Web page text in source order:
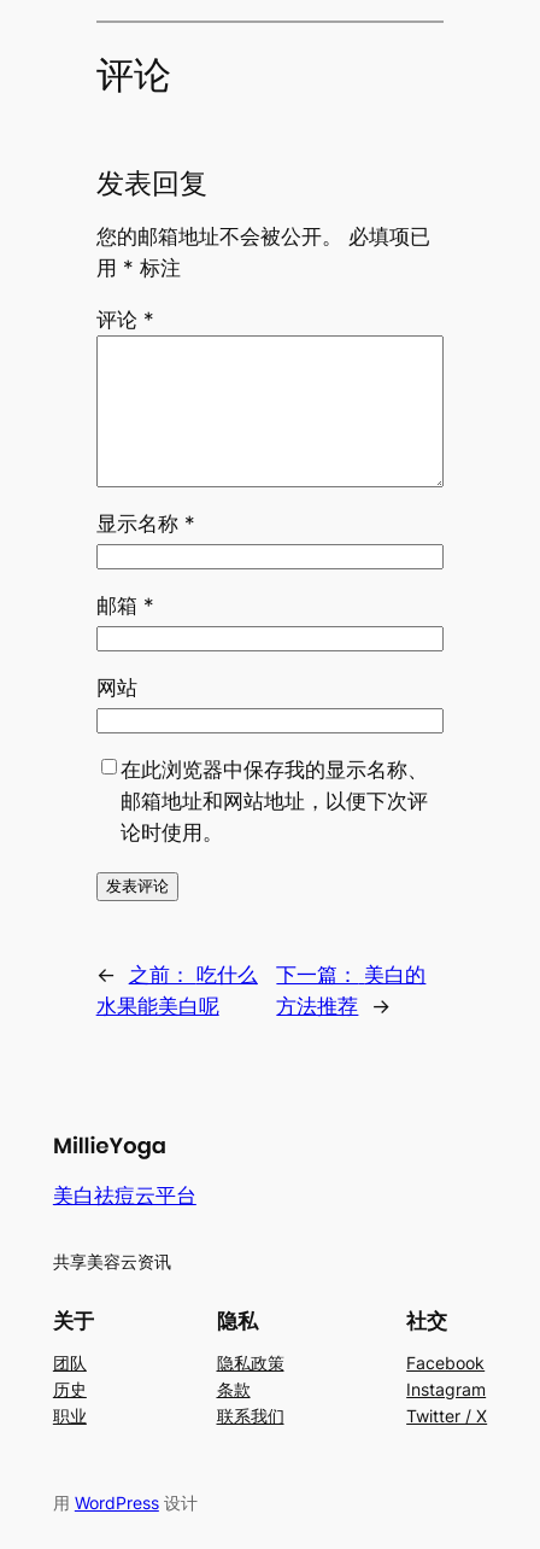
评论
发表回复
您的邮箱地址不会被公开。
必填项已
用 * 标注
评论 *
显示名称 *
邮箱 *
网站
在此浏览器中保存我的显示名称、
邮箱地址和网站地址，以便下次评
论时使用。
← 之前： 吃什么
水果能美白呢
下一篇：
美白的
方法推荐
→
美白祛痘云平台
共享美容云资讯
关于
团队
历史
职业
隐私
隐私政策
条款
联系我们
社交
Facebook
Instagram
Twitter / X
用 WordPress设计